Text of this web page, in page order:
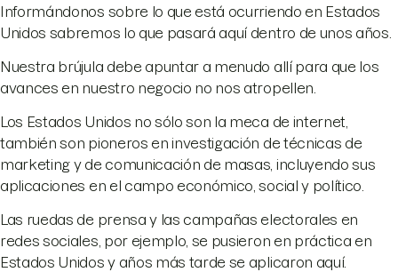
Informándonos sobre lo que está ocurriendo en Estados
Unidos sabremos lo que pasará aquí dentro de unos años.
Nuestra brújula debe apuntar a menudo allí para que los
avances en nuestro negocio no nos atropellen.
Los Estados Unidos no sólo son la meca de internet,
también son pioneros en investigación de técnicas de
marketing y de comunicación de masas, incluyendo sus
aplicaciones en el campo económico, social y político.
Las ruedas de prensa y las campañas electorales en
redes sociales, por ejemplo, se pusieron en práctica en
Estados Unidos y años más tarde se aplicaron aquí.